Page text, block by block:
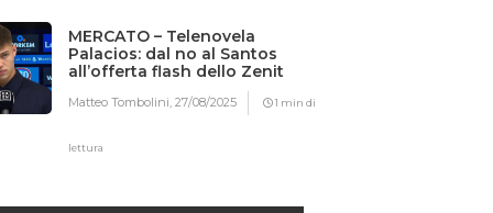
MERCATO – Telenovela
Palacios: dal no al Santos
all’offerta flash dello Zenit
Matteo Tombolini,27/08/2025 1 min di
lettura